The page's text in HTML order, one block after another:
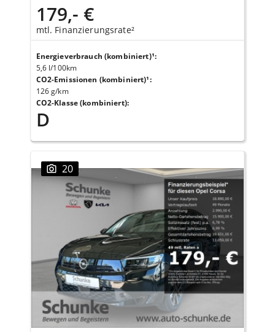
179,- €
mtl. Finanzierungsrate²
Energieverbrauch (kombiniert)¹:
5,6 l/100km
CO2-Emissionen (kombiniert)¹:
126 g/km
CO2-Klasse (kombiniert):
D
20